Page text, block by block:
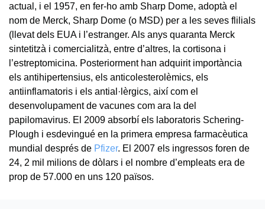
actual, i el 1957, en fer-ho amb Sharp Dome, adoptà el
nom de Merck, Sharp Dome (o MSD) per a les seves flilials
(llevat dels EUA i l’estranger. Als anys quaranta Merck
sintetitzà i comercialitzà, entre d’altres, la cortisona i
l’estreptomicina. Posteriorment han adquirit importància
els antihipertensius, els anticolesterolèmics, els
antiinflamatoris i els antial·lèrgics, així com el
desenvolupament de vacunes com ara la del
papilomavirus. El 2009 absorbí els laboratoris Schering-
Plough i esdevingué en la primera empresa farmacèutica
mundial després de Pfizer. El 2007 els ingressos foren de
24, 2 mil milions de dòlars i el nombre d’empleats era de
prop de 57.000 en uns 120 països.